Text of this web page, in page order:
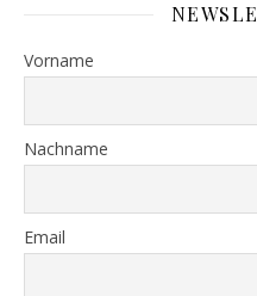
Vorname
Nachname
Email